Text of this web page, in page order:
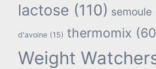
lactose (110) semoule
d'avoine (15) thermomix
Weight